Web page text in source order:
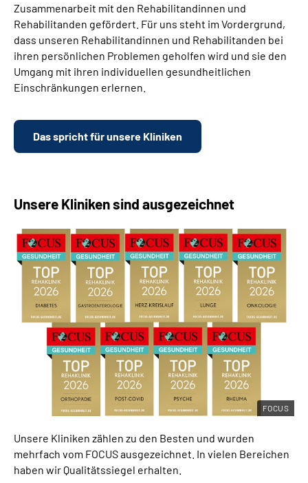
Zusammenarbeit mit den Rehabilitandinnen und
Rehabilitanden gefördert. Für uns steht im Vordergrund,
dass unseren Rehabilitandinnen und Rehabilitanden bei
ihren persönlichen Problemen geholfen wird und sie den
Umgang mit ihren individuellen gesundheitlichen
Einschränkungen erlernen.
Das spricht für unsere Kliniken
Unsere Kliniken sind ausgezeichnet
Unsere Kliniken zählen zu den Besten und wurden
mehrfach vom FOCUS ausgezeichnet. In vielen Bereichen
haben wir Qualitätssiegel erhalten.
FOCUS